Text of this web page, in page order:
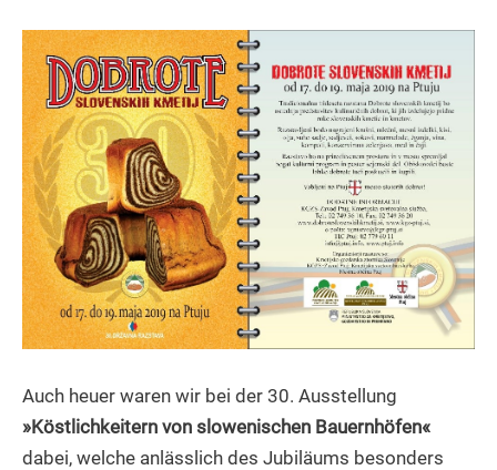
Auch heuer waren wir bei der 30. Ausstellung
»Köstlichkeitern von slowenischen Bauernhöfen«
dabei, welche anlässlich des Jubiläums besonders